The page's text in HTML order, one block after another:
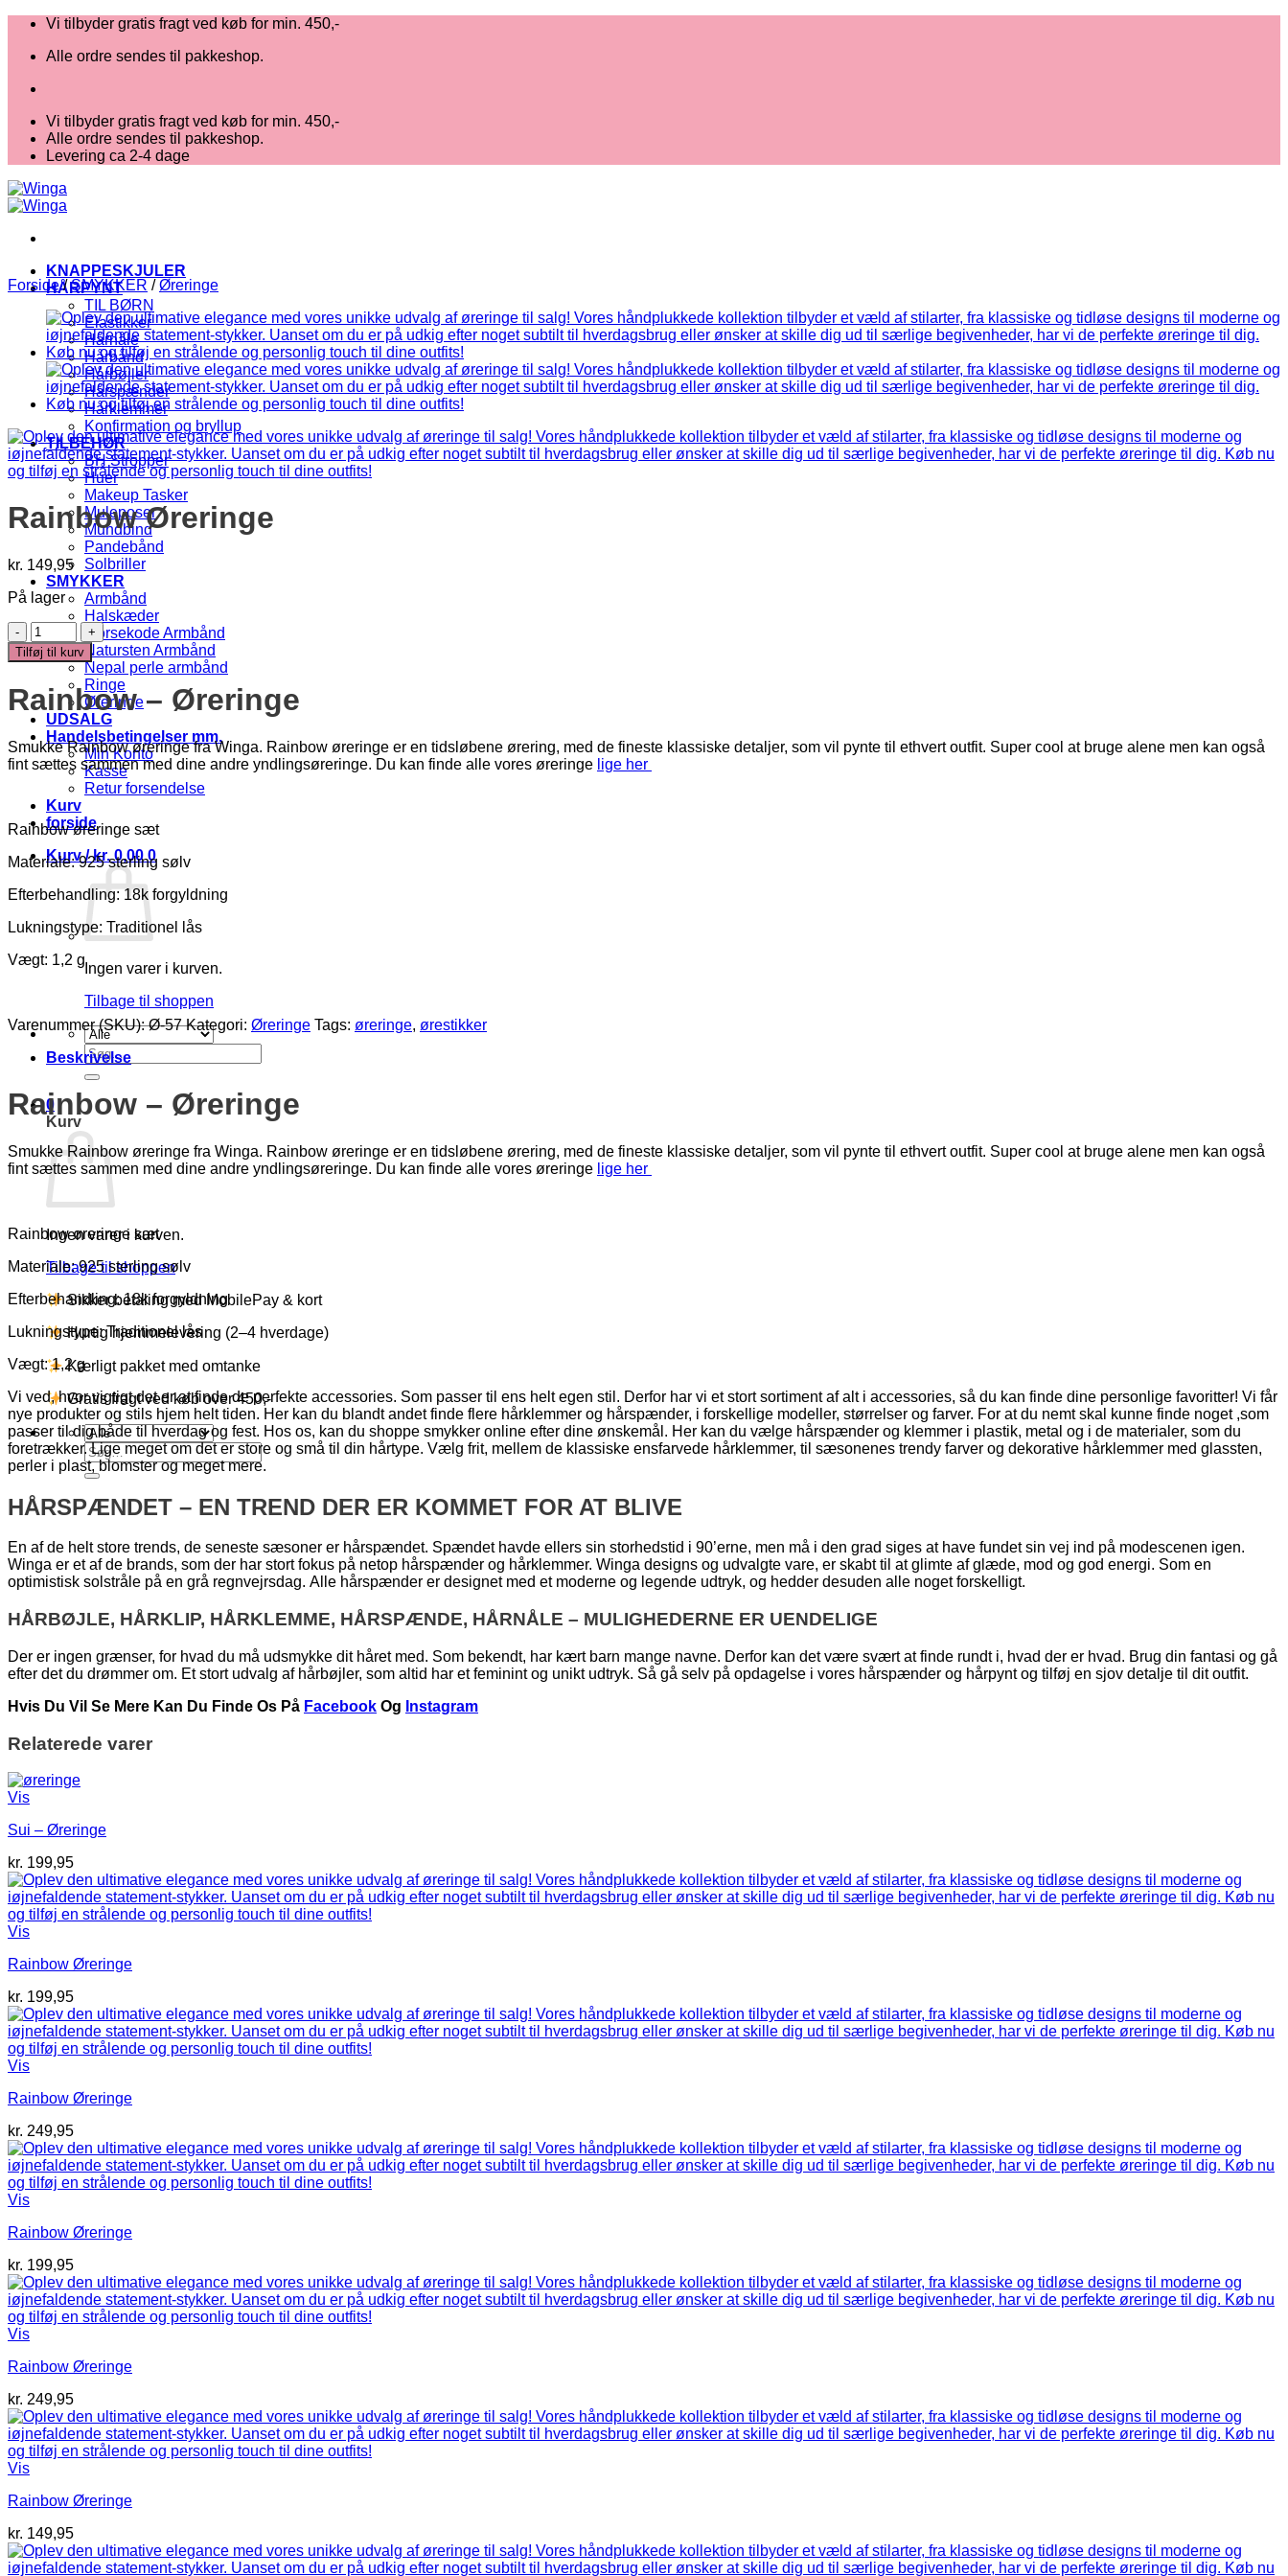
Fortsæt
indhold
Vi tilbyder gratis fragt ved køb for min. 450,-
Alle ordre sendes til pakkeshop.
Vi tilbyder gratis fragt ved køb for min. 450,-
Alle ordre sendes til pakkeshop.
Levering ca 2-4 dage
KNAPPESKJULER
HÅRPYNT
TIL BØRN
Elastikker
Hårnåle
Hårbånd
Hårbøjler
Hårspænder
Hårklemmer
Konfirmation og bryllup
TILBEHØR
BH Stropper
Huer
Makeup Tasker
Muleposer
Mundbind
Pandebånd
Solbriller
SMYKKER
Armbånd
Halskæder
Morsekode Armbånd
Natursten Armbånd
Nepal perle armbånd
Ringe
Øreringe
UDSALG
Handelsbetingelser mm.
Min Konto
Kasse
Retur forsendelse
Kurv
forside
Kurv /kr.0,00 0
Ingen varer i kurven.
Tilbage til shoppen
Søg
efter:
0
Kurv
Ingen varer i kurven.
Tilbage til shoppen
Sikker betaling med MobilePay & kort
Hurtig hjemmelevering (2–4 hverdage)
Kærligt pakket med omtanke
Gratis fragt ved køb over 450,-
Søg
efter:
Forside / SMYKKER / Øreringe
Rainbow Øreringe
kr. 149,95
På lager
Rainbow
Øreringe
antal
Tilføj til kurv
Rainbow – Øreringe
Smukke Rainbow øreringe fra Winga. Rainbow øreringe er en tidsløbene ørering, med de fineste klassiske detaljer, som vil pynte til ethvert outfit. Super cool at bruge alene men kan også
fint sættes sammen med dine andre yndlingsøreringe. Du kan finde alle vores øreringe lige her
Rainbow øreringe sæt
Materiale: 925 sterling sølv
Efterbehandling: 18k forgyldning
Lukningstype: Traditionel lås
Vægt: 1,2 g
Varenummer (SKU):Ø-57 Kategori: Øreringe Tags: øreringe, ørestikker
Beskrivelse
Rainbow – Øreringe
Smukke Rainbow øreringe fra Winga. Rainbow øreringe er en tidsløbene ørering, med de fineste klassiske detaljer, som vil pynte til ethvert outfit. Super cool at bruge alene men kan også
fint sættes sammen med dine andre yndlingsøreringe. Du kan finde alle vores øreringe lige her
Rainbow øreringe sæt
Materiale: 925 sterling sølv
Efterbehandling: 18k forgyldning
Lukningstype: Traditionel lås
Vægt: 1,2 g
Vi ved, hvor vigtigt det er at finde de perfekte accessories. Som passer til ens helt egen stil. Derfor har vi et stort sortiment af alt i accessories, så du kan finde dine personlige favoritter! Vi får
nye produkter og stils hjem helt tiden. Her kan du blandt andet finde flere hårklemmer og hårspænder, i forskellige modeller, størrelser og farver. For at du nemt skal kunne finde noget ,som
passer til dig både til hverdag og fest. Hos os, kan du shoppe smykker online efter dine ønskemål. Her kan du vælge hårspænder og klemmer i plastik, metal og i de materialer, som du
foretrækker. Lige meget om det er store og små til din hårtype. Vælg frit, mellem de klassiske ensfarvede hårklemmer, til sæsonenes trendy farver og dekorative hårklemmer med glassten,
perler i plast, blomster og meget mere.
HÅRSPÆNDET – EN TREND DER ER KOMMET FOR AT BLIVE
En af de helt store trends, de seneste sæsoner er hårspændet. Spændet havde ellers sin storhedstid i 90’erne, men må i den grad siges at have fundet sin vej ind på modescenen igen.
Winga er et af de brands, som der har stort fokus på netop hårspænder og hårklemmer. Winga designs og udvalgte vare, er skabt til at glimte af glæde, mod og god energi. Som en
optimistisk solstråle på en grå regnvejrsdag. Alle hårspænder er designet med et moderne og legende udtryk, og hedder desuden alle noget forskelligt.
HÅRBØJLE, HÅRKLIP, HÅRKLEMME, HÅRSPÆNDE, HÅRNÅLE – MULIGHEDERNE ER UENDELIGE
Der er ingen grænser, for hvad du må udsmykke dit håret med. Som bekendt, har kært barn mange navne. Derfor kan det være svært at finde rundt i, hvad der er hvad. Brug din fantasi og gå
efter det du drømmer om. Et stort udvalg af hårbøjler, som altid har et feminint og unikt udtryk. Så gå selv på opdagelse i vores hårspænder og hårpynt og tilføj en sjov detalje til dit outfit.
Hvis Du Vil Se Mere Kan Du Finde Os På Facebook Og Instagram
Relaterede varer
Vis
Sui – Øreringe
kr. 199,95
Vis
Rainbow Øreringe
kr. 199,95
Vis
Rainbow Øreringe
kr. 249,95
Vis
Rainbow Øreringe
kr. 199,95
Vis
Rainbow Øreringe
kr. 249,95
Vis
Rainbow Øreringe
kr. 149,95